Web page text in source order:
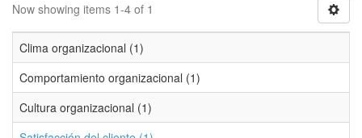
Now showing items 1-4 of 1
Clima organizacional (1)
Comportamiento organizacional (1)
Cultura organizacional (1)